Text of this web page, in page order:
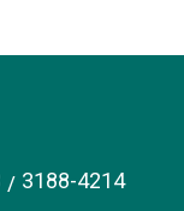
/ 3188-4214